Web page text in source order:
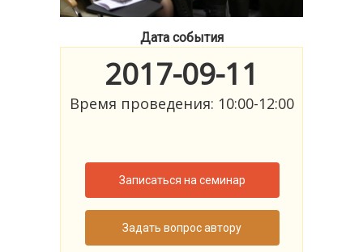
Дата события
2017-09-11
Время проведения: 10:00-12:00
Записаться на семинар
Задать вопрос автору